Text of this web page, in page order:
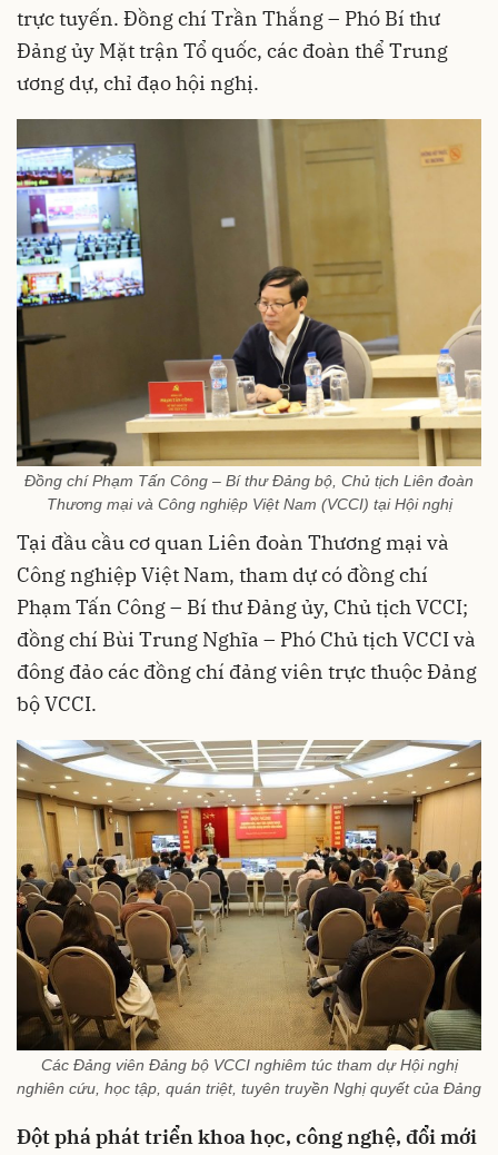
trực tuyến. Đồng chí Trần Thắng – Phó Bí thư
Đảng ủy Mặt trận Tổ quốc, các đoàn thể Trung
ương dự, chỉ đạo hội nghị.
Đồng chí Phạm Tấn Công – Bí thư Đảng bộ, Chủ tịch Liên đoàn
Thương mại và Công nghiệp Việt Nam (VCCI) tại Hội nghị
Tại đầu cầu cơ quan Liên đoàn Thương mại và
Công nghiệp Việt Nam, tham dự có đồng chí
Phạm Tấn Công – Bí thư Đảng ủy, Chủ tịch VCCI;
đồng chí Bùi Trung Nghĩa – Phó Chủ tịch VCCI và
đông đảo các đồng chí đảng viên trực thuộc Đảng
bộ VCCI.
Các Đảng viên Đảng bộ VCCI nghiêm túc tham dự Hội nghị
nghiên cứu, học tập, quán triệt, tuyên truyền Nghị quyết của Đảng
Đột phá phát triển khoa học, công nghệ, đổi mới